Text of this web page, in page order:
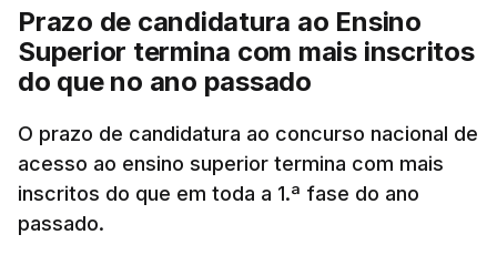
Prazo de candidatura ao Ensino
Superior termina com mais inscritos
do que no ano passado
O prazo de candidatura ao concurso nacional de
acesso ao ensino superior termina com mais
inscritos do que em toda a 1.ª fase do ano
passado.